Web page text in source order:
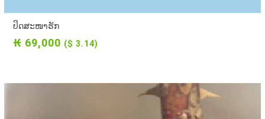
ປິດສະໜາຮັກ
₭ 69,000 ($ 3.14)